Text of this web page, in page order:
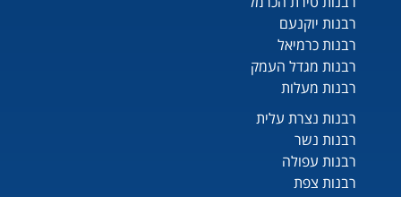
רבנות יוקנעם
רבנות כרמיאל
רבנות מגדל העמק
רבנות מעלות
רבנות נצרת עלית
רבנות נשר
רבנות עפולה
רבנות צפת